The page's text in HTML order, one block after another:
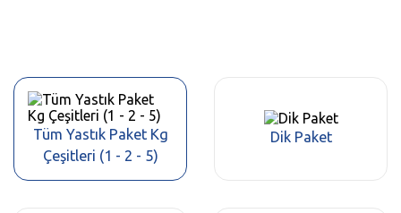
Tüm Yastık Paket Kg
Çeşitleri (1 - 2 - 5)
Dik Paket